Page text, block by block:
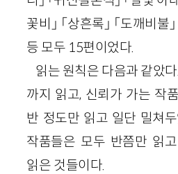
꽃비」 「상흔록」 「도깨비불
등 모두 15편이었다.
읽는 원칙은 다음과 같았
까지 읽고, 신뢰가 가는 작
반 정도만 읽고 일단 밀쳐
작품들은 모두 반쯤만 읽
읽은 것들이다.